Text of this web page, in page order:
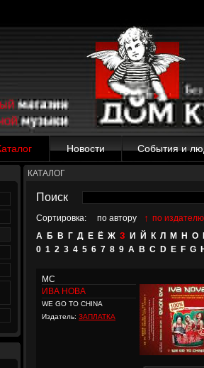
Новости События и
КАТАЛОГ
Поиск
Сортировка: по автору ↑ по издателю
А Б В Г Д Е Ё Ж З И Й К Л М Н О
0 1 2 3 4 5 6 7 8 9 A B C D E F G
MC
ИВА НОВА
WE GO TO CHINA
Издатель: ЗАПЛАТКА